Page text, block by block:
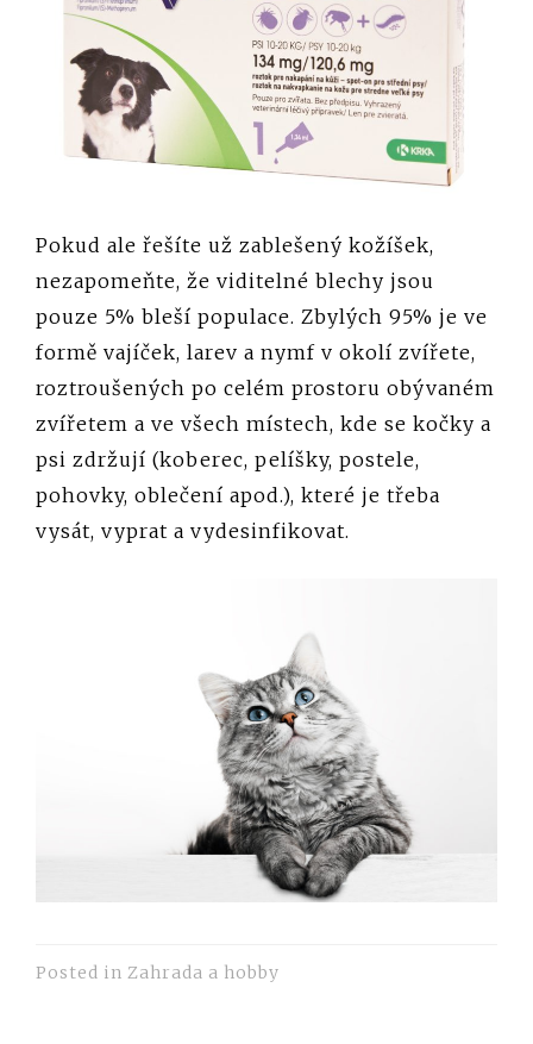
Pokud ale řešíte už zablešený kožíšek,
nezapomeňte, že viditelné blechy jsou
pouze 5% bleší populace. Zbylých 95% je ve
formě vajíček, larev a nymf v okolí zvířete,
roztroušených po celém prostoru obývaném
zvířetem a ve všech místech, kde se kočky a
psi zdržují (koberec, pelíšky, postele,
pohovky, oblečení apod.), které je třeba
vysát, vyprat a vydesinfikovat.
Posted in Zahrada a hobby